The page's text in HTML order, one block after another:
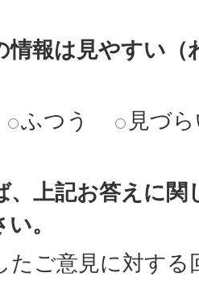
情報は見やすい
ふつう 見づ
、上記お答えに関
。
たご意見に対する